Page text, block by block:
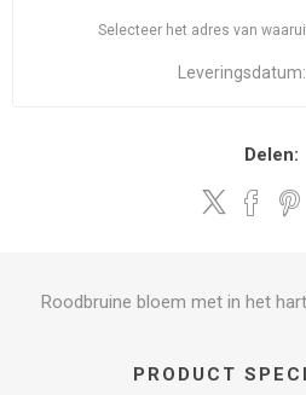
Selecteer het adres van
Leveringsdatum:
Delen:
Roodbruine bloem met in het
PRODUCT